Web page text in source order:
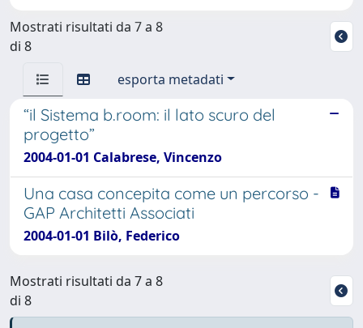
Mostrati risultati da 7 a 8
di 8
esporta metadati
“il Sistema b.room: il lato scuro del
progetto”
2004-01-01 Calabrese, Vincenzo
Una casa concepita come un percorso -
GAP Architetti Associati
2004-01-01 Bilò, Federico
Mostrati risultati da 7 a 8
di 8